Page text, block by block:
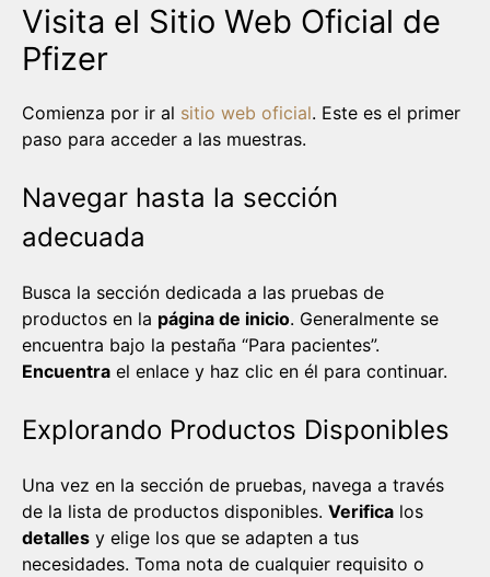
Visita el Sitio Web Oficial de
Pfizer
Comienza por ir al sitio web oficial. Este es el primer
paso para acceder a las muestras.
Navegar hasta la sección
adecuada
Busca la sección dedicada a las pruebas de
productos en la página de inicio. Generalmente se
encuentra bajo la pestaña “Para pacientes”.
Encuentra el enlace y haz clic en él para continuar.
Explorando Productos Disponibles
Una vez en la sección de pruebas, navega a través
de la lista de productos disponibles. Verifica los
detalles y elige los que se adapten a tus
necesidades. Toma nota de cualquier requisito o